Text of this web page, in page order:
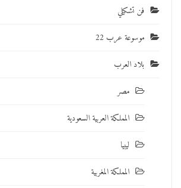
فن تشكيلي
موسوعة عرب 22
بلاد العرب
مصر
المملكة العربية السعودية
ليبيا
المملكة المغربية